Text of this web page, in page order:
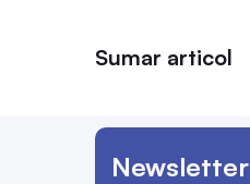
Sumar articol
Newsletter